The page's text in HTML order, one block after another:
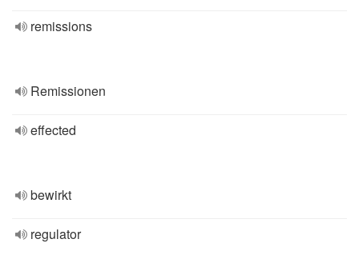
remissions
Remissionen
effected
bewirkt
regulator